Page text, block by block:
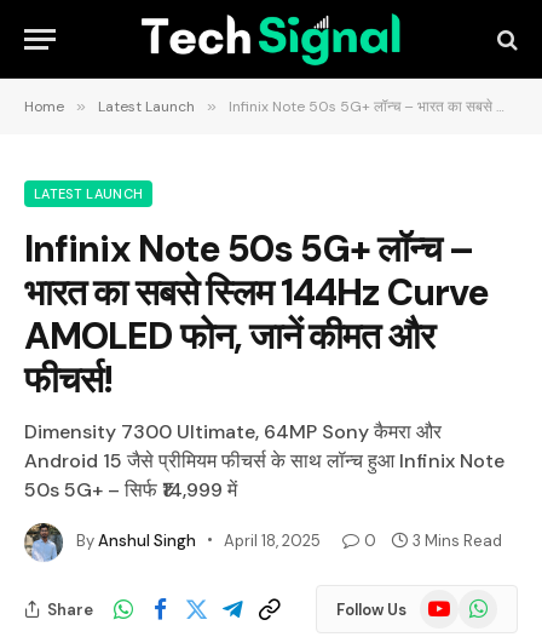
Home » Latest Launch » Infinix Note 50s 5G+ लॉन्च – भारत का सबसे स्लिम 144Hz Curve AMOLED फोन, जानें कीमत और फीचर्स!
LATEST LAUNCH
Infinix Note 50s 5G+ लॉन्च –
भारत का सबसे स्लिम 144Hz Curve
AMOLED फोन, जानें कीमत और
फीचर्स!
Dimensity 7300 Ultimate, 64MP Sony कैमरा और
Android 15 जैसे प्रीमियम फीचर्स के साथ लॉन्च हुआ Infinix Note
50s 5G+ – सिर्फ ₹14,999 में
ByAnshul Singh April 18, 2025 0 3 Mins Read
Share Follow Us YouTubeWhatsApp